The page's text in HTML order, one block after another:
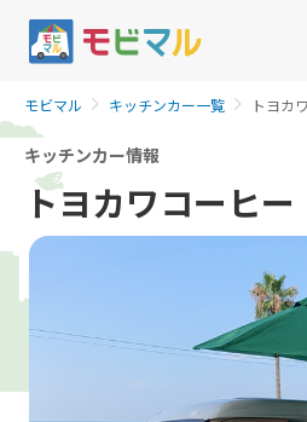
モビマル キッチンカー一覧 トヨカ
キッチンカー情報
トヨカワコーヒー